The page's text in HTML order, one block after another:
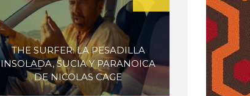
THE SURFER: LA PESADILLA
INSOLADA, SUCIA Y PARANOICA
DE NICOLAS CAGE